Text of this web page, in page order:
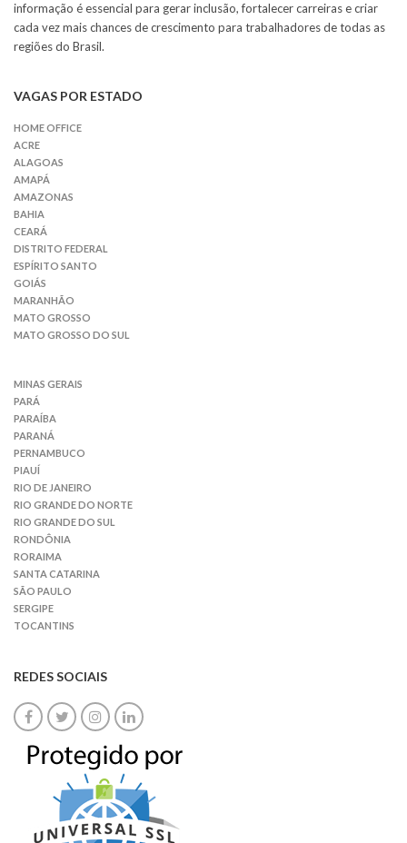
informação é essencial para gerar inclusão, fortalecer carreiras e criar
cada vez mais chances de crescimento para trabalhadores de todas as
regiões do Brasil.
VAGAS POR ESTADO
HOME OFFICE
ACRE
ALAGOAS
AMAPÁ
AMAZONAS
BAHIA
CEARÁ
DISTRITO FEDERAL
ESPÍRITO SANTO
GOIÁS
MARANHÃO
MATO GROSSO
MATO GROSSO DO SUL
MINAS GERAIS
PARÁ
PARAÍBA
PARANÁ
PERNAMBUCO
PIAUÍ
RIO DE JANEIRO
RIO GRANDE DO NORTE
RIO GRANDE DO SUL
RONDÔNIA
RORAIMA
SANTA CATARINA
SÃO PAULO
SERGIPE
TOCANTINS
REDES SOCIAIS